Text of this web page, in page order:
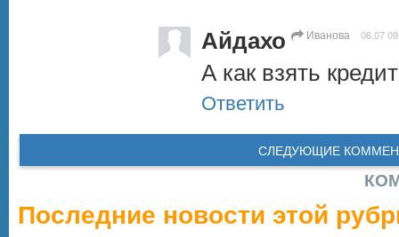
Айдахо Иванова 06.07
А как взять
Ответить
СЛЕДУЮЩИЕ
Последние новости этой